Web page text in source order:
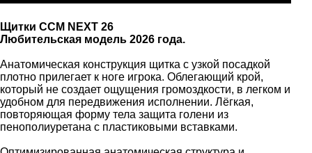
Щитки CCM NEXT 26
Любительская модель 2026 года.
Анатомическая конструкция щитка с узкой посадкой
плотно прилегает к ноге игрока. Облегающий крой,
который не создает ощущения громоздкости, в легком и
удобном для передвижения исполнении. Лёгкая,
повторяющая форму тела защита голени из
пенополиуретана с пластиковыми вставками.